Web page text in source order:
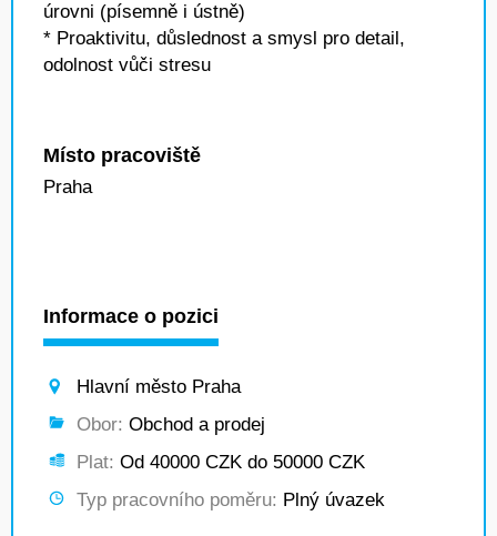
úrovni (písemně i ústně)
* Proaktivitu, důslednost a smysl pro detail,
odolnost vůči stresu
Místo pracoviště
Praha
Informace o pozici
Hlavní město Praha
Obor: Obchod a prodej
Plat: Od 40000 CZK do 50000 CZK
Typ pracovního poměru: Plný úvazek